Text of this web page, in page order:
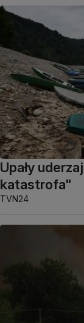
Upały
katastrofa"
TVN24